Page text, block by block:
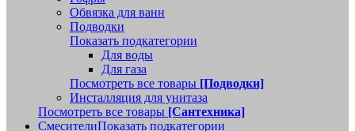
Обвязка для ванн
Подводки
Показать подкатегории
Для воды
Для газа
Посмотреть все товары [Подводки]
Инсталляция для унитаза
Посмотреть все товары [Сантехника]
СмесителиПоказать подкатегории